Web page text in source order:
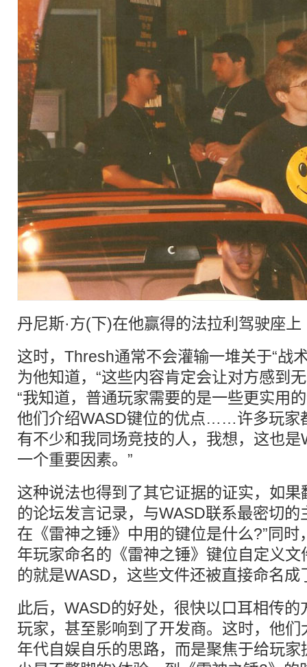
丹尼斯·方(下)在他赢得的法拉利驾驶座上
这时，Thresh通常不会灌输一堆关于“战
为他知道，“这些内容肯定会让对方感到
“我知道，普通玩家需要的是一些更实用
他们介绍WASD键位的优点……许多玩家
有不少和我同场竞技的人，我想，这也
一个重要因素。”
这种说法也得到了其它证据的证实，如
的论坛发言记录，与WASD联系最密切的
在《雷神之锤》中用的键位是什么?”同
年玩家命名的《雷神之锤》键位自定义
的就是WASD，这些文件还被直接命名成
此后，WASD的好处，很快以口耳相传
玩家，甚至影响到了开发商。这时，他
年代自娱自乐的思路，而是聚焦于给玩